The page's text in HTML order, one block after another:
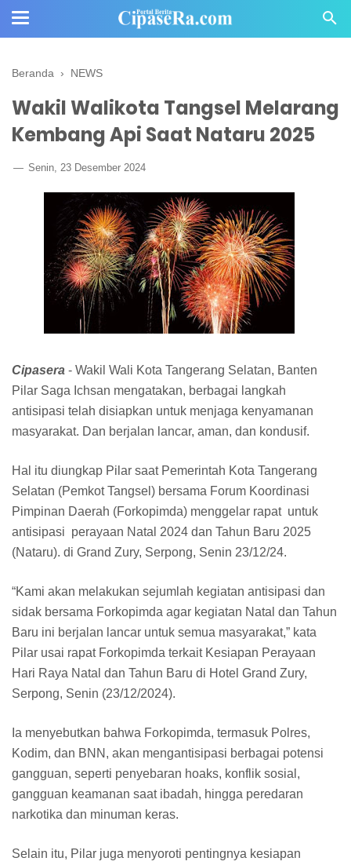
Beranda › NEWS
Wakil Walikota Tangsel Melarang
Kembang Api Saat Nataru 2025
Senin, 23 Desember 2024
Cipasera - Wakil Wali Kota Tangerang Selatan, Banten
Pilar Saga Ichsan mengatakan, berbagai langkah
antisipasi telah disiapkan untuk menjaga kenyamanan
masyarakat. Dan berjalan lancar, aman, dan kondusif.
Hal itu diungkap Pilar saat Pemerintah Kota Tangerang
Selatan (Pemkot Tangsel) bersama Forum Koordinasi
Pimpinan Daerah (Forkopimda) menggelar rapat untuk
antisipasi perayaan Natal 2024 dan Tahun Baru 2025
(Nataru). di Grand Zury, Serpong, Senin 23/12/24.
“Kami akan melakukan sejumlah kegiatan antisipasi dan
sidak bersama Forkopimda agar kegiatan Natal dan Tahun
Baru ini berjalan lancar untuk semua masyarakat,” kata
Pilar usai rapat Forkopimda terkait Kesiapan Perayaan
Hari Raya Natal dan Tahun Baru di Hotel Grand Zury,
Serpong, Senin (23/12/2024).
Ia menyebutkan bahwa Forkopimda, termasuk Polres,
Kodim, dan BNN, akan mengantisipasi berbagai potensi
gangguan, seperti penyebaran hoaks, konflik sosial,
gangguan keamanan saat ibadah, hingga peredaran
narkotika dan minuman keras.
Selain itu, Pilar juga menyoroti pentingnya kesiapan